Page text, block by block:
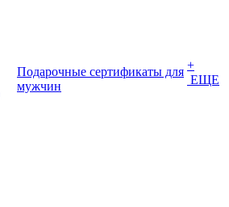
Подарочные сертификаты для
мужчин
+
ЕЩЕ